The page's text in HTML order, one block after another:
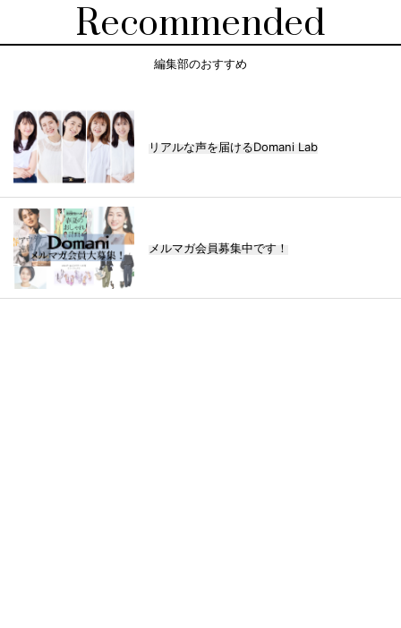
Recommended
編集部のおすすめ
リアルな声を届けるDomani Lab
メルマガ会員募集中です！